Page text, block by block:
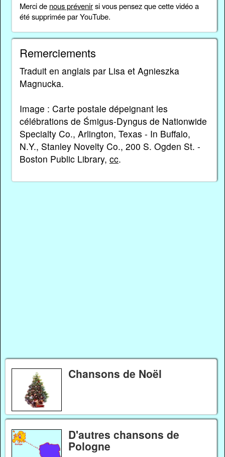
Merci de nous prévenirsi vous pensez que cette vidéo a
été supprimée par YouTube.
Remerciements
Traduit en anglais par Lisa et Agnieszka
Magnucka.
Image : Carte postale dépeignant les
célébrations de Śmigus-Dyngus de Nationwide
Specialty Co., Arlington, Texas - In Buffalo,
N.Y., Stanley Novelty Co., 200 S. Ogden St. -
Boston Public Library, cc.
Chansons de Noël
D'autres chansons de
Pologne